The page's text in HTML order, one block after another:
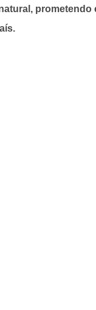
prometendo